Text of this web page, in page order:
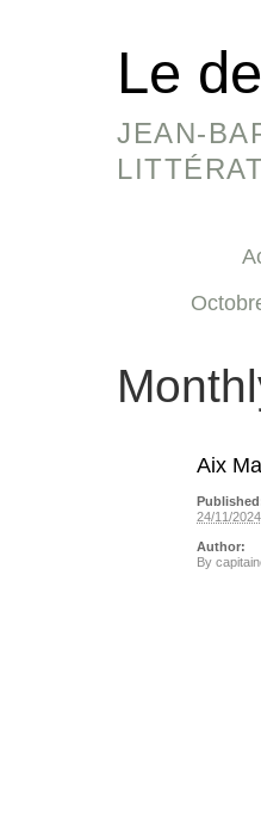
Le
JEAN-
Aix
24/11/
Author:
By